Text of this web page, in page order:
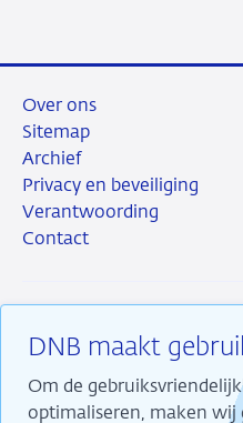
DNB maakt
Om de
optimaliseren, maken wij
Over ons
Sitemap
Archief
Privacy en beveiliging
Verantwoording
Contact
RSS